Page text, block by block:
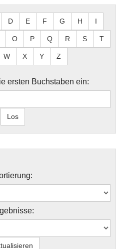
D E F G H I
O P Q R S T
W X Y Z
ersten Buchstaben ein: